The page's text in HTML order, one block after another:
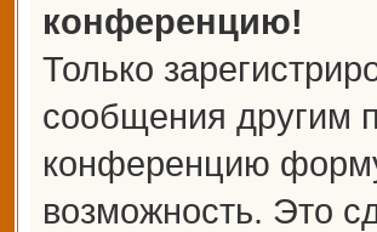
конференцию!
Только
сообщения другим
конференцию
возможность. Это